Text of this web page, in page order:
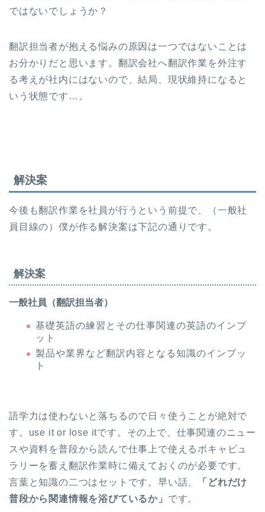
ではないでしょうか？
翻訳担当者が抱える悩みの原因は一つではないことは
お分かりだと思います。翻訳会社へ翻訳作業を外注す
る考えが社内にはないので、結局、現状維持になると
いう状態です…。
解決案
今後も翻訳作業を社員が行うという前提で、（一般社
員目線の）僕が作る解決案は下記の通りです。
解決案
一般社員（翻訳担当者）
基礎英語の練習とその仕事関連の英語のインプ
ット
製品や業界など翻訳内容となる知識のインプッ
ト
語学力は使わないと落ちるので日々使うことが絶対で
す。use it or lose itです。その上で、仕事関連のニュー
スや資料を普段から読んで仕事上で使えるボキャビュ
ラリーを蓄え翻訳作業時に備えておくのが必要です。
言葉と知識の二つはセットです。早い話、
「どれだけ
普段から関連情報を浴びているか」 です。